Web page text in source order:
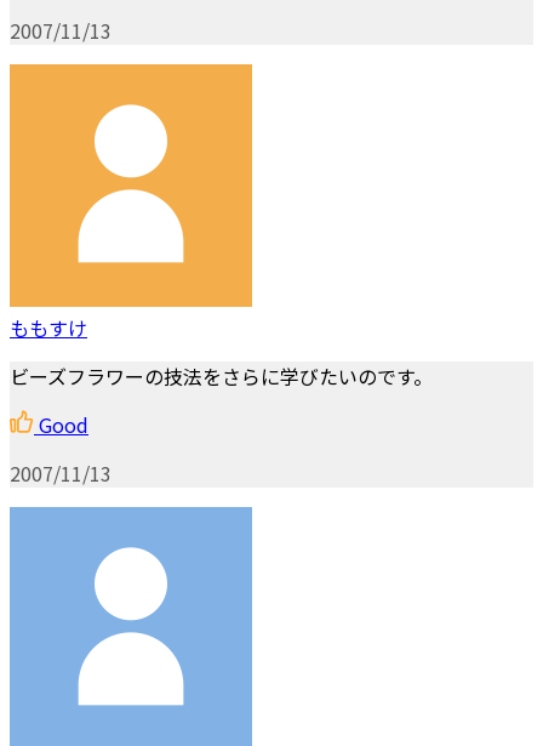
2007/11/13
ももすけ
ビーズフラワーの技法をさらに学びたいのです。
Good
2007/11/13